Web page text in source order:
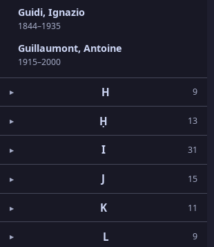
Guidi, Ignazio
1844–1935
Guillaumont, Antoine
1915–2000
H 9
Ḥ 13
I 31
J 15
K 11
L 9